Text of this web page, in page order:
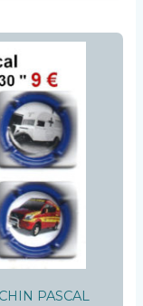
PASCAL